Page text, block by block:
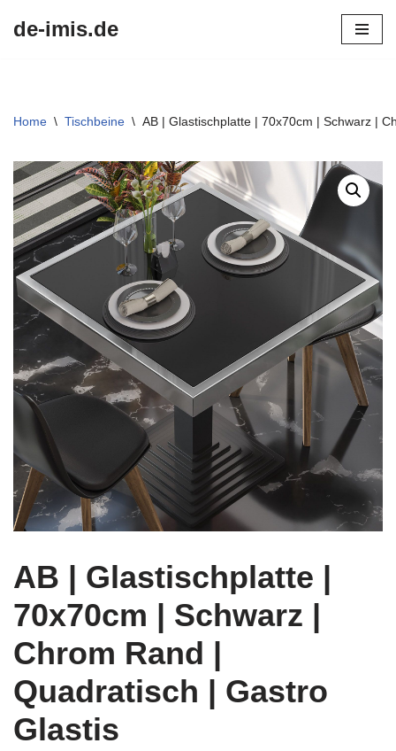
de-imis.de
Home \ Tischbeine \ AB | Glastischplatte | 70x70cm | Schwarz |
AB | Glastischplatte |
70x70cm | Schwarz |
Chrom Rand |
Quadratisch | Gastro
Glastis